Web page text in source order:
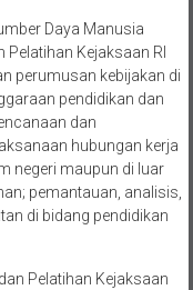
Daya Manusia
Pelatihan Kejaksaan RI
perumusan kebijakan di
pendidikan dan
dan
hubungan kerja
negeri maupun di luar
pemantauan, analisis,
di bidang pendidikan
Pelatihan Kejaksaan